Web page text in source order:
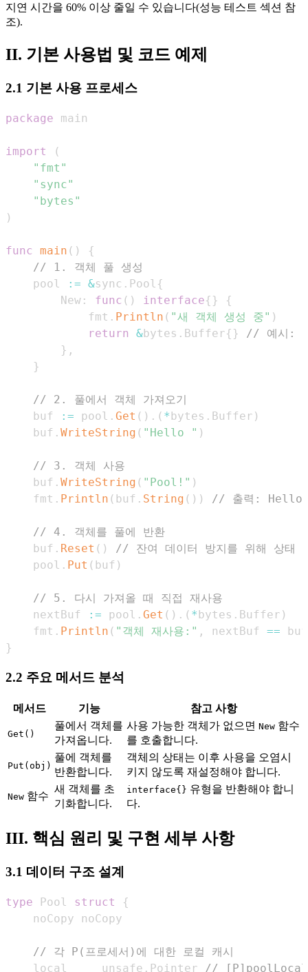
지연 시간을 60% 이상 줄일 수 있습니다(성능 테스트 섹션 참
조).
II. 기본 사용법 및 코드 예제
2.1 기본 사용 프로세스
package
import
(
"fmt"
"sync"
"bytes"
)
func main ( )
{
// 1. 객체 풀 생성
    pool
:= &sync . Pool {
        New
: func ( ) interface{ }
{
            fmt
. Println ( "새 객체 생성 중" )
return
&bytes . Buffer{ }
// 예시:
} ,
}
// 2. 풀에서 객체 가져오기
    buf
:= pool . Get ( ) . ( *bytes . Buffer )
    buf
. WriteString ( "Hello " )
// 3. 객체 사용
    buf
. WriteString ( "Pool!" )
    fmt
. Println ( buf . String ( ) ) // 출력: Hello
// 4. 객체를 풀에 반환
    buf
. Reset ( )
// 잔여 데이터 방지를 위해 상태
    pool
. Put ( buf )
// 5. 다시 가져올 때 직접 재사용
    nextBuf
:= pool . Get ( ) . ( *bytes . Buffer )
    fmt
. Println ( "객체 재사용:" , nextBuf == buf
}
2.2 주요 메서드 분석
메서드 기능 참고 사항
Get()
풀에서 객체를
가져옵니다.
사용 가능한 객체가 없으면 New 함수
를 호출합니다.
Put(obj)
풀에 객체를
반환합니다.
객체의 상태는 이후 사용을 오염시
키지 않도록 재설정해야 합니다.
New 함수
새 객체를 초
기화합니다.
interface{} 유형을 반환해야 합니
다.
III. 핵심 원리 및 구현 세부 사항
3.1 데이터 구조 설계
type Pool struct
{
// 각 P(프로세서)에 대한 로컬 캐시
    local     unsafe
. Pointer // [P]poolLocal